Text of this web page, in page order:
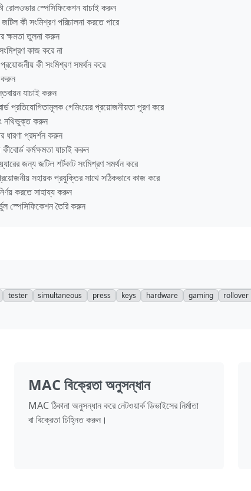
রোলওভার স্পেসিফিকেশন যাচাই করুন
কী সংমিশ্রণ পরিচালনা করতে পারে
ক্ষমতা তুলনা করুন
কাজ করে না
কী সংমিশ্রণ সমর্থন করে
করুন
যাচাই করুন
প্রতিযোগিতামূলক গেমিংয়ের প্রয়োজনীয়তা পূরণ করে
নথিভুক্ত করুন
ধারণা প্রদর্শন করুন
কর্মক্ষমতা যাচাই করুন
জন্য জটিল শর্টকাট সংমিশ্রণ সমর্থন করে
সহায়ক প্রযুক্তির সাথে সঠিকভাবে কাজ করে
করতে সাহায্য করুন
স্পেসিফিকেশন তৈরি করুন
tester simultaneous press keys hardware gaming
rollover
MAC বিক্রেতা অনুসন্ধান
MAC ঠিকানা অনুসন্ধান করে নেটওয়ার্ক ডিভাইসের নির্মাতা
বা বিক্রেতা চিহ্নিত করুন।